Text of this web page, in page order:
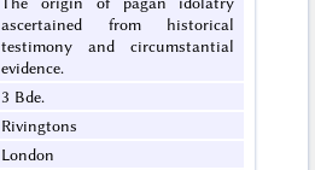
ascertained from historical
testimony and circumstantial
evidence.
3 Bde.
Rivingtons
London